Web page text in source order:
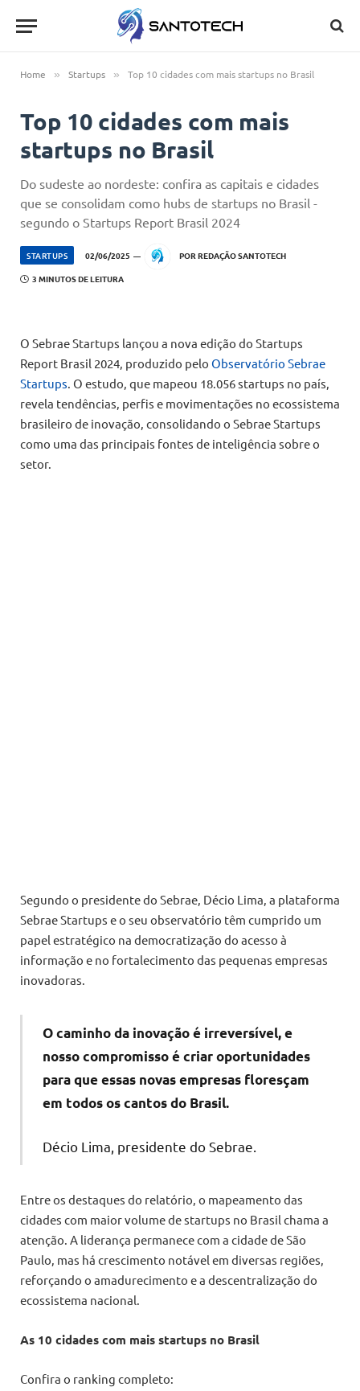
Home » Startups » Top 10 cidades com mais startups no Brasil
Top 10 cidades com mais
startups no Brasil
Do sudeste ao nordeste: confira as capitais e cidades
que se consolidam como hubs de startups no Brasil -
segundo o Startups Report Brasil 2024
STARTUPS 02/06/2025 POR REDAÇÃO SANTOTECH
3 MINUTOS DE LEITURA
O Sebrae Startups lançou a nova edição do Startups
Report Brasil 2024, produzido pelo Observatório Sebrae
Startups. O estudo, que mapeou 18.056 startups no país,
revela tendências, perfis e movimentações no ecossistema
brasileiro de inovação, consolidando o Sebrae Startups
como uma das principais fontes de inteligência sobre o
setor.
Segundo o presidente do Sebrae, Décio Lima, a plataforma
Sebrae Startups e o seu observatório têm cumprido um
papel estratégico na democratização do acesso à
informação e no fortalecimento das pequenas empresas
inovadoras.
O caminho da inovação é irreversível, e
nosso compromisso é criar oportunidades
para que essas novas empresas floresçam
em todos os cantos do Brasil.
Décio Lima, presidente do Sebrae.
Entre os destaques do relatório, o mapeamento das
cidades com maior volume de startups no Brasil chama a
atenção. A liderança permanece com a cidade de São
Paulo, mas há crescimento notável em diversas regiões,
reforçando o amadurecimento e a descentralização do
ecossistema nacional.
As 10 cidades com mais startups no Brasil
Confira o ranking completo: